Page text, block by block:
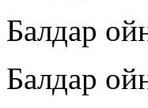
Балдар
Балдар